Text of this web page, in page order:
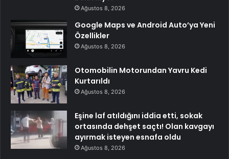
Ağustos 8, 2026
Google Maps ve Android Auto’ya Yeni
Özellikler
Ağustos 8, 2026
Otomobilin Motorundan Yavru Kedi
Kurtarıldı
Ağustos 8, 2026
Eşine laf atıldığını iddia etti, sokak
ortasında dehşet saçtı! Olan kavgayı
ayırmak isteyen esnafa oldu
Ağustos 8, 2026